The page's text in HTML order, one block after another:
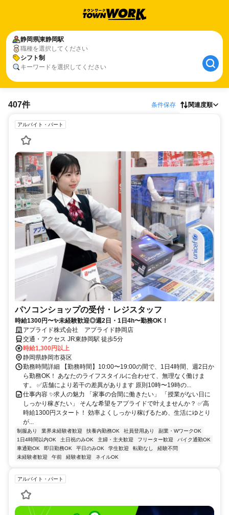
静岡県東静岡駅
職種を選択してください
シフト制
キーワードを選択してください
407件 条件保存 関連度順
アルバイト・パート
パソコンショップの受付・レジスタッフ
時給1300円〜✨未経験歓迎◎週2日・1日4h〜勤務OK！
アプライド株式会社 アプライド静岡店
交通・アクセス JR東静岡駅 徒歩5分
時給1,300円以上
静岡県静岡市葵区
勤務時間詳細 【勤務時間】10:00〜19:00の間で、1日4時間、週2日か
ら勤務OK！ あなたのライフスタイルに合わせて、無理なく働けま
す。 ✅店舗により若干の差異があります 原則10時〜19時の...
仕事内容 ✨求人の魅力 「家事の合間に働きたい」 「授業がない日に
しっかり稼ぎたい」 そんな希望をアプライドで叶えませんか？ ✅高
時給1300円スタート！ 効率よくしっかり稼げるため、生活にゆとり
が...
制服あり 業界未経験者歓迎 扶養内勤務OK 社員登用あり
副業・WワークOK
1日4時間以内OK
土日祝のみOK 主婦・主夫歓迎 フリーター歓迎
バイク通勤OK
車通勤OK
即日勤務OK 平日のみOK 学生歓迎 転勤なし
経験不問
未経験者歓迎
午前 経験者歓迎 ネイルOK
アルバイト・パート